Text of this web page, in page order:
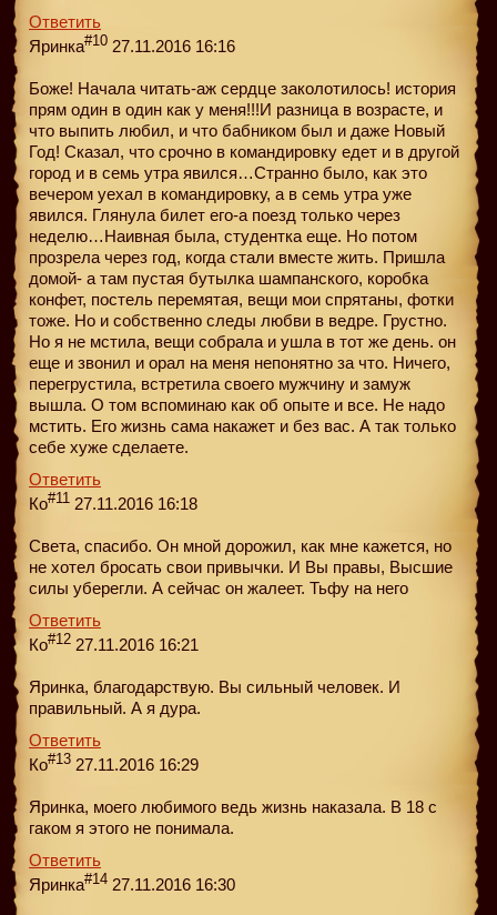
Ответить
Яринка#10 27.11.2016 16:16
Боже! Начала читать-аж сердце заколотилось! история
прям один в один как у меня!!!И разница в возрасте, и
что выпить любил, и что бабником был и даже Новый
Год! Сказал, что срочно в командировку едет и в другой
город и в семь утра явился…Странно было, как это
вечером уехал в командировку, а в семь утра уже
явился. Глянула билет его-а поезд только через
неделю…Наивная была, студентка еще. Но потом
прозрела через год, когда стали вместе жить. Пришла
домой- а там пустая бутылка шампанского, коробка
конфет, постель перемятая, вещи мои спрятаны, фотки
тоже. Но и собственно следы любви в ведре. Грустно.
Но я не мстила, вещи собрала и ушла в тот же день. он
еще и звонил и орал на меня непонятно за что. Ничего,
перегрустила, встретила своего мужчину и замуж
вышла. О том вспоминаю как об опыте и все. Не надо
мстить. Его жизнь сама накажет и без вас. А так только
себе хуже сделаете.
Ответить
Ко#11 27.11.2016 16:18
Света, спасибо. Он мной дорожил, как мне кажется, но
не хотел бросать свои привычки. И Вы правы, Высшие
силы уберегли. А сейчас он жалеет. Тьфу на него
Ответить
Ко#12 27.11.2016 16:21
Яринка, благодарствую. Вы сильный человек. И
правильный. А я дура.
Ответить
Ко#13 27.11.2016 16:29
Яринка, моего любимого ведь жизнь наказала. В 18 с
гаком я этого не понимала.
Ответить
Яринка#14 27.11.2016 16:30